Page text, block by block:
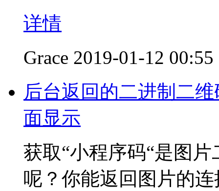
详情
Grace 2019-01-12 00:55
后台返回的二进制二
面显示
获取“小程序码“是图
呢？你能返回图片的